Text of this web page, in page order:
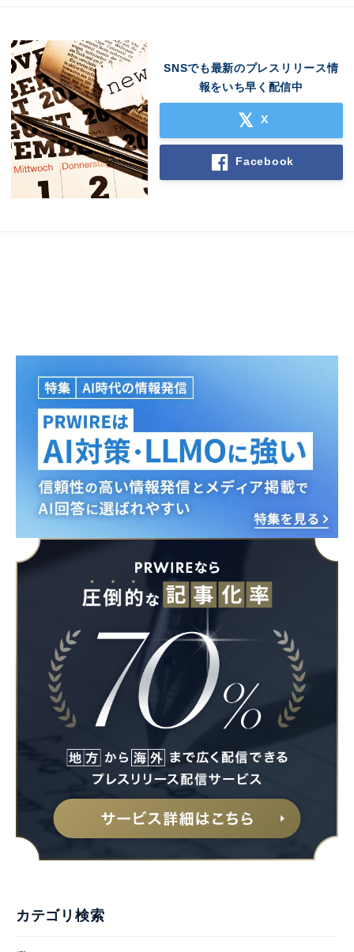
SNSでも最新のプレスリリース情
報をいち早く配信中
X
Facebook
カテゴリ検索
Japanese
English